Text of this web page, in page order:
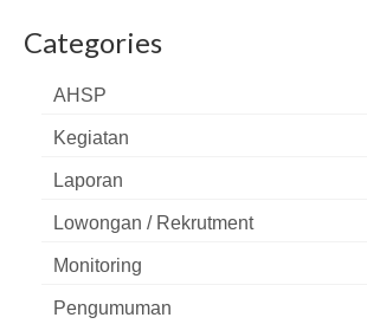
Categories
AHSP
Kegiatan
Laporan
Lowongan / Rekrutment
Monitoring
Pengumuman